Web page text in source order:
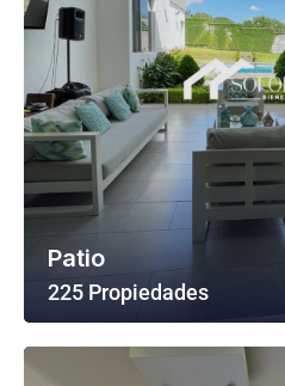
Patio
225 Propiedades
Ver Todas Las Propiedades